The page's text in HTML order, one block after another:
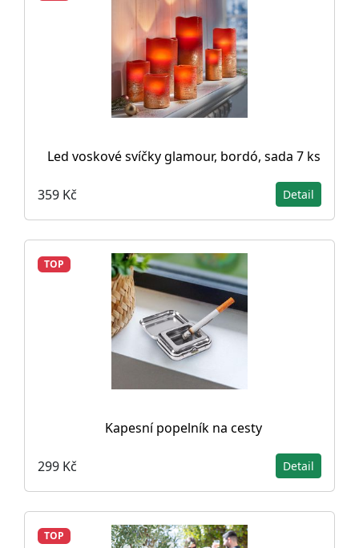
Led voskové svíčky glamour, bordó, sada 7 ks
359 Kč Detail
TOP
Kapesní popelník na cesty
299 Kč Detail
TOP